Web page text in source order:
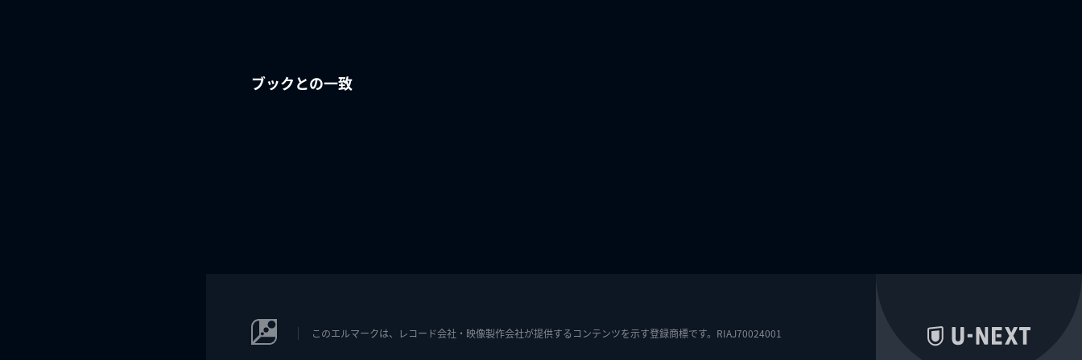
ブックとの一致
このエルマークは、レコード会社・映像製作会社が提供するコンテンツを示す登録商標です。RIAJ70024001